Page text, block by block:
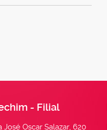
- Filial
José Oscar Salazar, 620